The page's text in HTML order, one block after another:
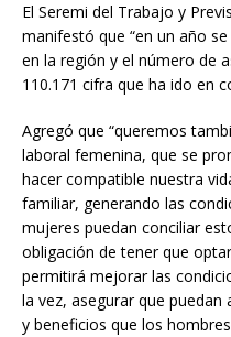
El Seremi del Trabajo y
manifestó que “en un año
en la región y el número de
110.171 cifra que ha ido en
Agregó que “queremos
laboral femenina, que se
hacer compatible nuestra
familiar, generando las
mujeres puedan conciliar
obligación de tener que
permitirá mejorar las
la vez, asegurar que puedan
y beneficios que los